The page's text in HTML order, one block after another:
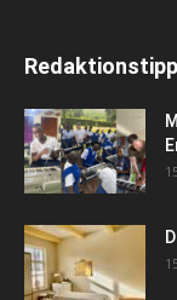
Redaktionstipp